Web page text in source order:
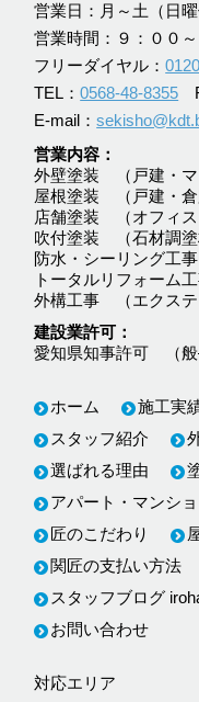
営業日：月～土（日曜
営業時間：９：００
フリーダイヤル：
TEL：0568-48-8355
E-mail：
営業内容
外壁塗装 （戸建・マ
屋根塗装 （戸建・倉
店舗塗装 （オフィス
吹付塗装 （石材調塗
防水・シーリング工
トータルリフォーム
外構工事 （エクステ
建設業許可
愛知県知事許可 （
ホーム 施工実
スタッフ紹介
選ばれる理由
アパート・マンシ
匠のこだわり
関匠の支払い方法
スタッフブログ
お問い合わせ
対応エリア